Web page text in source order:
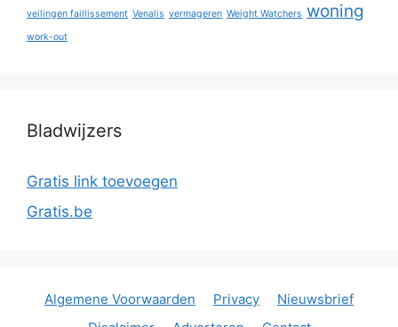
veilingen faillissement Venalis vermageren Weight Watchers woning
work-out
Bladwijzers
Gratis link toevoegen
Gratis.be
Algemene Voorwaarden Privacy
Nieuwsbrief